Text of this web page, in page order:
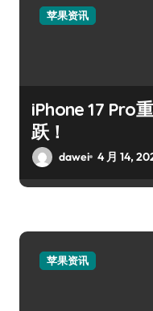
苹果资讯
iPhone 17 Pro
跃！
dawei 4 月 14,
苹果资讯